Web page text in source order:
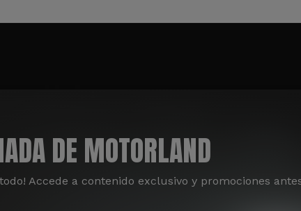
DE MOTORLAND
Accede a contenido exclusivo y promociones